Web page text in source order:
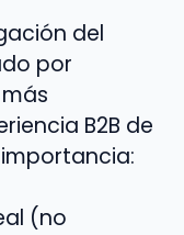
del
por
B2B de
(no